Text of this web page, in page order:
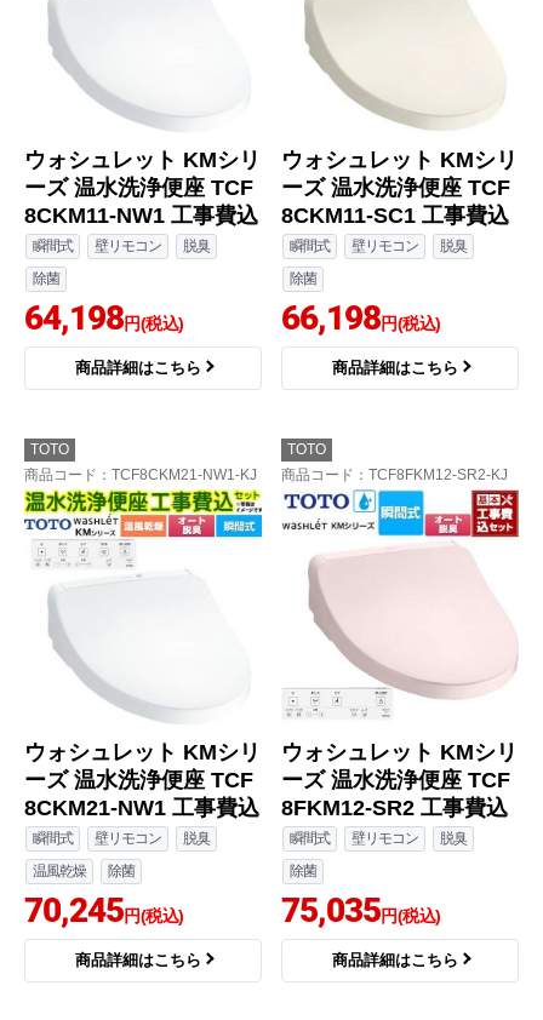
ウォシュレット KMシリ
ーズ 温水洗浄便座 TCF
8CKM11-NW1 工事費込
瞬間式 壁リモコン
脱臭
除菌
64,198円(税込)
商品詳細はこちら
ウォシュレット KMシリ
ーズ 温水洗浄便座 TCF
8CKM11-SC1 工事費込
瞬間式 壁リモコン
脱臭
除菌
66,198円(税込)
商品詳細はこちら
TOTO
商品コード ：TCF8CKM21-NW1-KJ
ウォシュレット KMシリ
ーズ 温水洗浄便座 TCF
8CKM21-NW1 工事費込
瞬間式 壁リモコン
脱臭
温風乾燥
除菌
70,245円(税込)
商品詳細はこちら
TOTO
商品コード ：TCF8FKM12-SR2-KJ
ウォシュレット KMシリ
ーズ 温水洗浄便座 TCF
8FKM12-SR2 工事費込
瞬間式 壁リモコン
脱臭
除菌
75,035円(税込)
商品詳細はこちら